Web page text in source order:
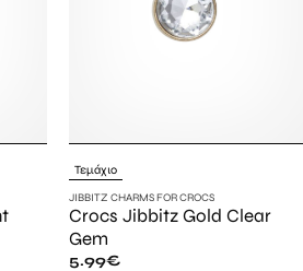
Τεμάχιο
JIBBITZ CHARMS FOR CROCS
Crocs Jibbitz Gold Clear
Gem
5.99€